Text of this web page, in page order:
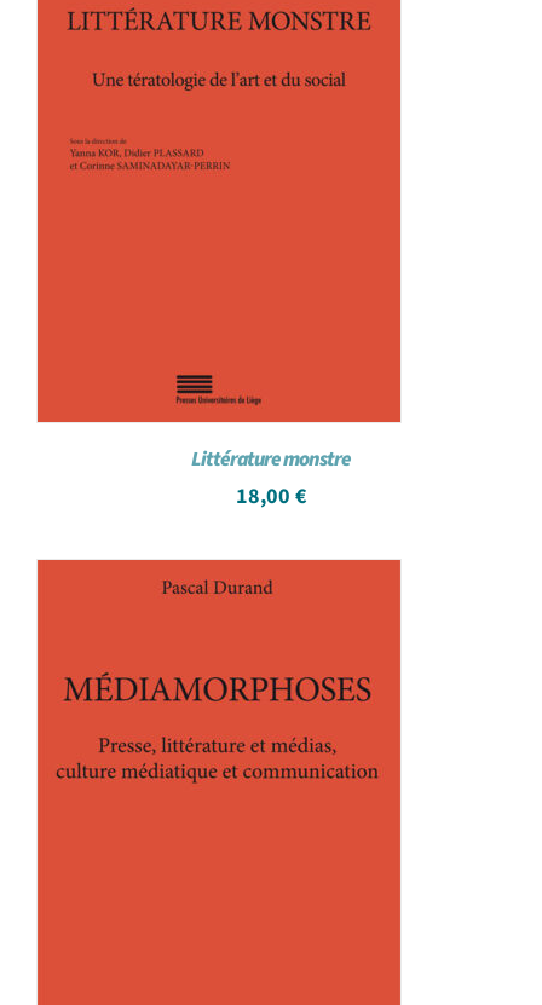
Littérature monstre
18,00 €